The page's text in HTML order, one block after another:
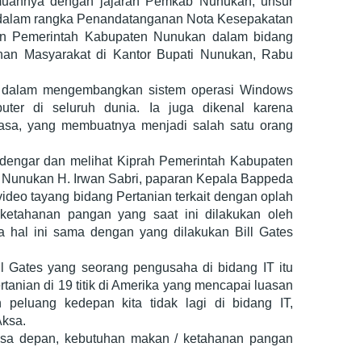
rangka Penandatanganan Nota Kesepakatan
Pemerintah Kabupaten Nunukan dalam bidang
Masyarakat di Kantor Bupati Nunukan, Rabu
mengembangkan sistem operasi Windows
di seluruh dunia. Ia juga dikenal karena
yang membuatnya menjadi salah satu orang
dan melihat Kiprah Pemerintah Kabupaten
H. Irwan Sabri, paparan Kepala Bappeda
tayang bidang Pertanian terkait dengan oplah
pangan yang saat ini dilakukan oleh
hal ini sama dengan yang dilakukan Bill Gates
Gates yang seorang pengusaha di bidang IT itu
di 19 titik di Amerika yang mencapai luasan
peluang kedepan kita tidak lagi di bidang IT,
depan, kebutuhan makan / ketahanan pangan